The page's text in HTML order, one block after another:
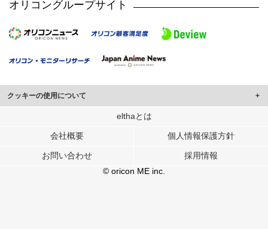
オリコングループサイト
クッキーの使用について
このサイトでは Cookie を使用して、ユーザーに合わせたコンテンツや広告の
行っています。
メディアや広告配信、データ解析の各パートナーに提供しています。
各パートナーは、この情報とユーザーが各パートナーに提供した他の情報や、
ユーザーが各パートナーのサービスを使用したときに収集した他の情報を組み
elthaとは
会社概要 個人情報保護方針
お問い合わせ
採用情報
© oricon ME inc.